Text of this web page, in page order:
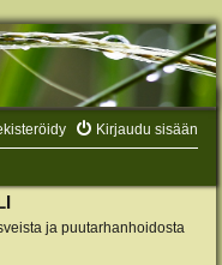
Kirjaudu sisään
ja puutarhanhoidosta